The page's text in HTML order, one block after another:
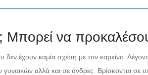
Μπορεί να
έχουν καμία σχέση με τον καρκίνο.
αλλά και σε άνδρες. Βρίσκονται σε